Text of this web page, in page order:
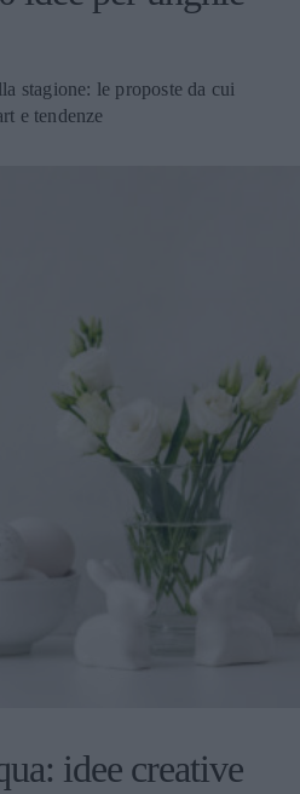
stagione: le proposte da cui
e tendenze
idee creative